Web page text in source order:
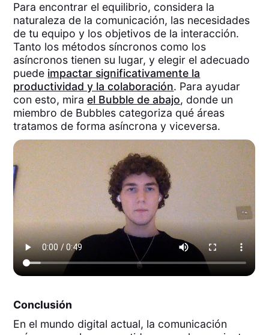
Para encontrar el equilibrio, considera la
naturaleza de la comunicación, las necesidades
de tu equipo y los objetivos de la interacción.
Tanto los métodos síncronos como los
asíncronos tienen su lugar, y elegir el adecuado
puede impactar significativamente la
productividad y la colaboración. Para ayudar
con esto, mirael Bubble de abajo, donde un
miembro de Bubbles categoriza qué áreas
tratamos de forma asíncrona y viceversa.
Conclusión
En el mundo digital actual, la comunicación